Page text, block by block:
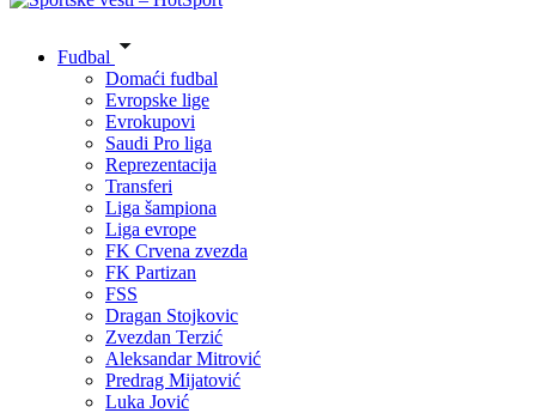
Fudbal
Domaći fudbal
Evropske lige
Evrokupovi
Saudi Pro liga
Reprezentacija
Transferi
Liga šampiona
Liga evrope
FK Crvena zvezda
FK Partizan
FSS
Dragan Stojkovic
Zvezdan Terzić
Aleksandar Mitrović
Predrag Mijatović
Luka Jović